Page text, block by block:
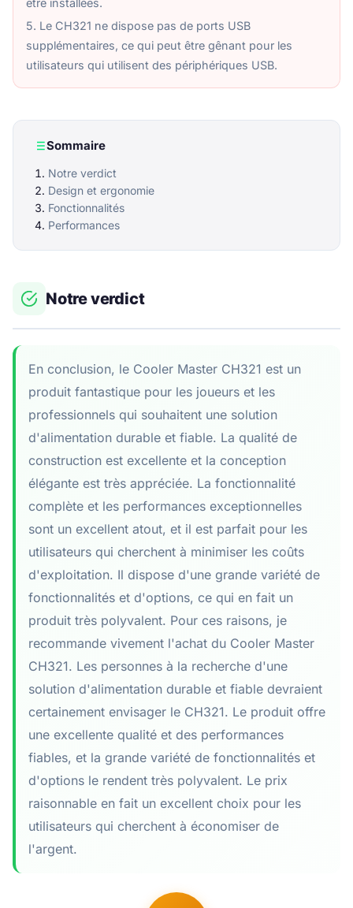
être installées.
5. Le CH321 ne dispose pas de ports USB
supplémentaires, ce qui peut être gênant pour les
utilisateurs qui utilisent des périphériques USB.
Sommaire
Notre verdict
Design et ergonomie
Fonctionnalités
Performances
Notre verdict
En conclusion, le Cooler Master CH321 est un
produit fantastique pour les joueurs et les
professionnels qui souhaitent une solution
d'alimentation durable et fiable. La qualité de
construction est excellente et la conception
élégante est très appréciée. La fonctionnalité
complète et les performances exceptionnelles
sont un excellent atout, et il est parfait pour les
utilisateurs qui cherchent à minimiser les coûts
d'exploitation. Il dispose d'une grande variété de
fonctionnalités et d'options, ce qui en fait un
produit très polyvalent. Pour ces raisons, je
recommande vivement l'achat du Cooler Master
CH321. Les personnes à la recherche d'une
solution d'alimentation durable et fiable devraient
certainement envisager le CH321. Le produit offre
une excellente qualité et des performances
fiables, et la grande variété de fonctionnalités et
d'options le rendent très polyvalent. Le prix
raisonnable en fait un excellent choix pour les
utilisateurs qui cherchent à économiser de
l'argent.